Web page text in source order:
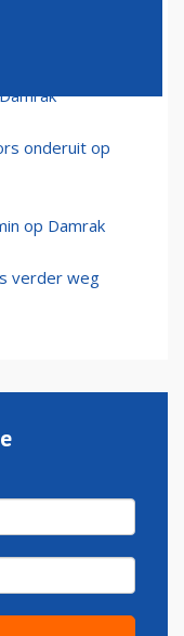
op Damrak
onderuit op
op Damrak
verder weg